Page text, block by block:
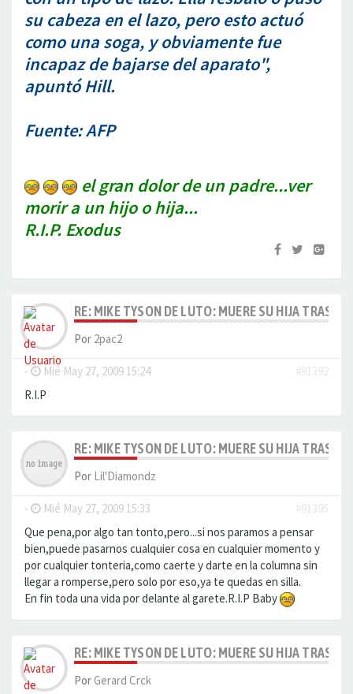
su cabeza en el lazo, pero esto actuó
como una soga, y obviamente fue
incapaz de bajarse del aparato",
apuntó Hill.
Fuente: AFP
el gran dolor de un padre...ver
morir a un hijo o hija...
R.I.P. Exodus
RE: MIKE TYSON DE LUTO: MUERE SU HIJA TRAS
Por 2pac2
- Mié May 27, 2009 15:24
#91392
R.I.P
RE: MIKE TYSON DE LUTO: MUERE SU HIJA TRAS
Por Lil'Diamondz
- Mié May 27, 2009 15:33
#91395
Que pena,por algo tan tonto,pero...si nos paramos a pensar
bien,puede pasarnos cualquier cosa en cualquier momento y
por cualquier tonteria,como caerte y darte en la columna sin
llegar a romperse,pero solo por eso,ya te quedas en silla.
En fin toda una vida por delante al garete.R.I.P Baby
RE: MIKE TYSON DE LUTO: MUERE SU HIJA TRAS
PorGerard Crck